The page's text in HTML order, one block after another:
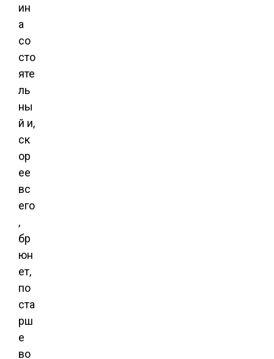
ин
а
со
сто
яте
ль
ны
й и,
ск
ор
ее
вс
его
,
бр
юн
ет,
по
ста
рш
е
во